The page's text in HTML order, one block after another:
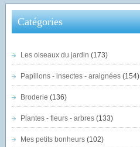
Catégories
Les oiseaux du jardin (173)
Papillons - insectes - araignées(154)
Broderie (136)
Plantes - fleurs - arbres(133)
Mes petits bonheurs(102)